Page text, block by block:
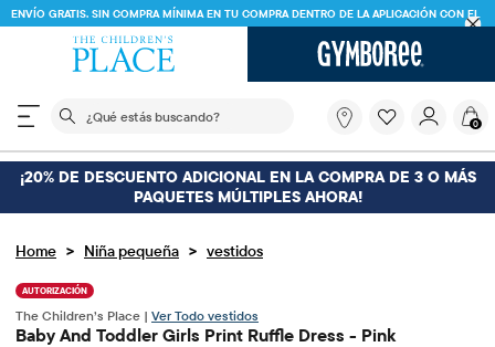
ENVÍO GRATIS. SIN COMPRA MÍNIMA EN TU COMPRA DENTRO DE LA APLICACIÓN CON EL
CÓDIGO
El siguiente campo de búsqueda filtra las
buscando?
0
¡20% DE DESCUENTO ADICIONAL EN LA COMPRA DE 3 O MÁS
PAQUETES MÚLTIPLES AHORA!
Home > Niña pequeña > vestidos
AUTORIZACIÓN
The Children’s Place | Ver Todo vestidos
Baby And Toddler Girls Print Ruffle Dress - Pink